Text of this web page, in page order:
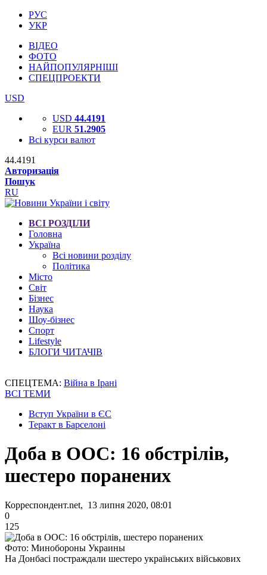
РУС
УКР
ВІДЕО
ФОТО
НАЙПОПУЛЯРНІШІ
СПЕЦПРОЕКТИ
USD
USD 44.4191
EUR 51.2905
Всі курси валют
44.4191
Авторизація
Пошук
RU
ВСІ РОЗДІЛИ
Головна
Україна
Всі новини розділу
Політика
Місто
Світ
Бізнес
Наука
Шоу-бізнес
Спорт
Lifestyle
БЛОГИ ЧИТАЧІВ
СПЕЦТЕМА: Війна в Ірані
ВСІ ТЕМИ
Вступ України в ЄС
Теракт в Барселоні
Доба в ООС: 16 обстрілів,
шестеро поранених
Корреспондент.net, 13 липня 2020, 08:01
0
125
Фото: Минобороны Украины
На Донбасі постраждали шестеро українських військових